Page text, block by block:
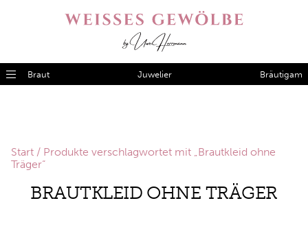
Braut Juwelier Bräutigam
Start / Produkte verschlagwortet mit „Brautkleid ohne
Träger“
BRAUTKLEID OHNE TRÄGER